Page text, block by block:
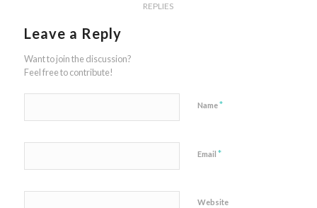
REPLIES
Leave a Reply
Want to join the discussion?
Feel free to contribute!
Name*
Email *
Website